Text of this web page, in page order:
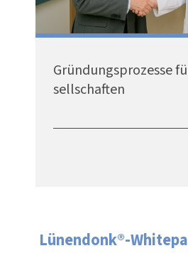
Grün­dungs­pro­zesse
sell­schaften
Lünendonk®-